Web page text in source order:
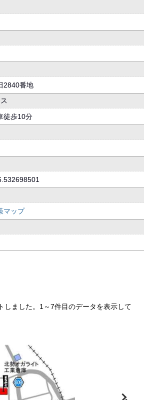
2840番地
徒歩10分
マップ
しました。1～7件目のデータを表示して